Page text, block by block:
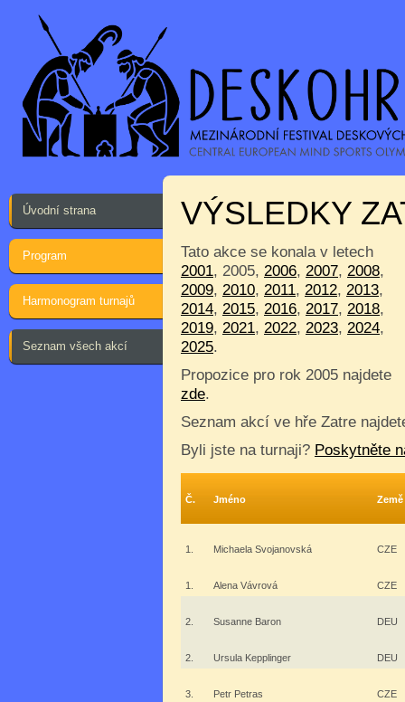
Úvodní strana
Program
Harmonogram turnajů
Seznam všech akcí
VÝSLEDKY
Tato akce se konala v letech
2001, 2005, 2006, 2007, 2008,
2009, 2010, 2011, 2012, 2013,
2014, 2015, 2016, 2017, 2018,
2019, 2021, 2022, 2023, 2024,
2025.
Propozice pro rok 2005 najdete
zde.
Seznam akcí ve hře Zatre
Byli jste na turnaji? Poskytněte
Č. Jméno Země
1. Michaela Svojanovská CZE
1. Alena Vávrová CZE
2. Susanne Baron DEU
2. Ursula Kepplinger DEU
3. Petr Petras CZE